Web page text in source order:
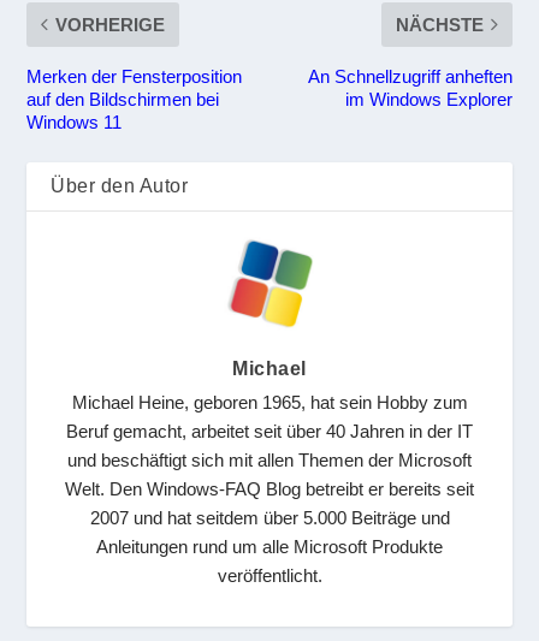
VORHERIGE
Merken der Fensterposition
auf den Bildschirmen bei
Windows 11
NÄCHSTE
An Schnellzugriff anheften
im Windows Explorer
Über den Autor
Michael
Michael Heine, geboren 1965, hat sein Hobby zum
Beruf gemacht, arbeitet seit über 40 Jahren in der IT
und beschäftigt sich mit allen Themen der Microsoft
Welt. Den Windows-FAQ Blog betreibt er bereits seit
2007 und hat seitdem über 5.000 Beiträge und
Anleitungen rund um alle Microsoft Produkte
veröffentlicht.